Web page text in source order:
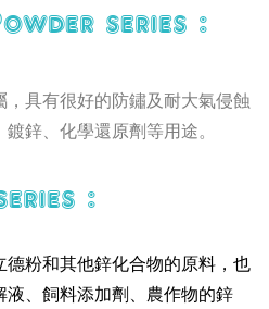
series :
具有很好的防鏽及耐大氣侵蝕
鋅、化學還原劑等用途。
:
粉和其他鋅化合物的原料，也
、飼料添加劑、農作物的鋅